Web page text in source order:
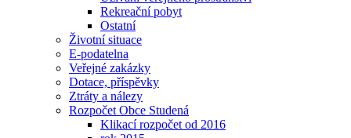
Rekreační pobyt
Ostatní
Životní situace
E-podatelna
Veřejné zakázky
Dotace, příspěvky
Ztráty a nálezy
Rozpočet Obce Studená
Klikací rozpočet od 2016